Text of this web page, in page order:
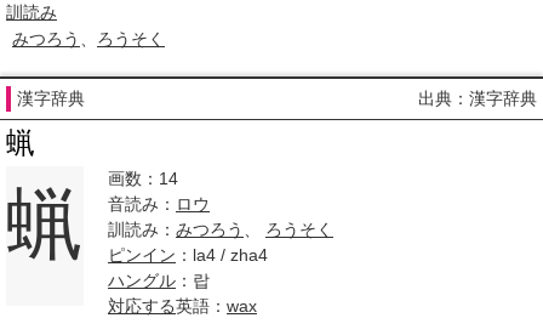
訓読み
みつろう
ろうそく
漢字辞典 出典：漢字辞典
蝋
蝋
画数：14
音読み： ロウ
訓読み： みつろう
ろうそく
ピンイン ：la4 / zha4
ハングル ：랍
対応する英語： wax